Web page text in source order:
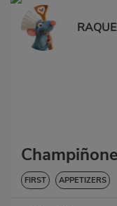
FIRST APPETIZERS